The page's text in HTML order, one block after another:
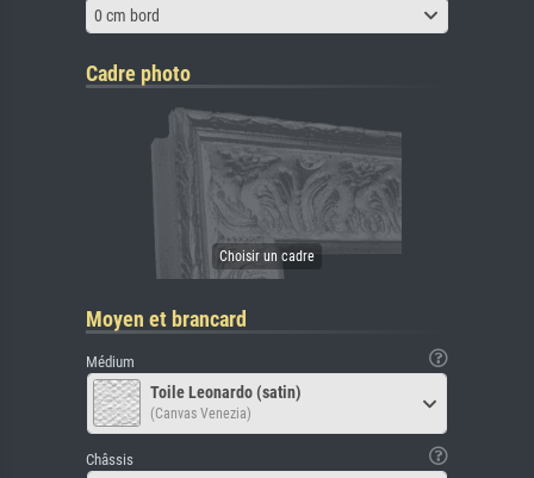
0 cm bord
Cadre photo
Moyen et brancard
Médium
Toile Leonardo (satin)
(Canvas Venezia)
Châssis